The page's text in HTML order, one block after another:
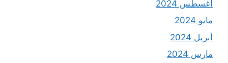
أغسطس 2024
مايو 2024
أبريل 2024
مارس 2024